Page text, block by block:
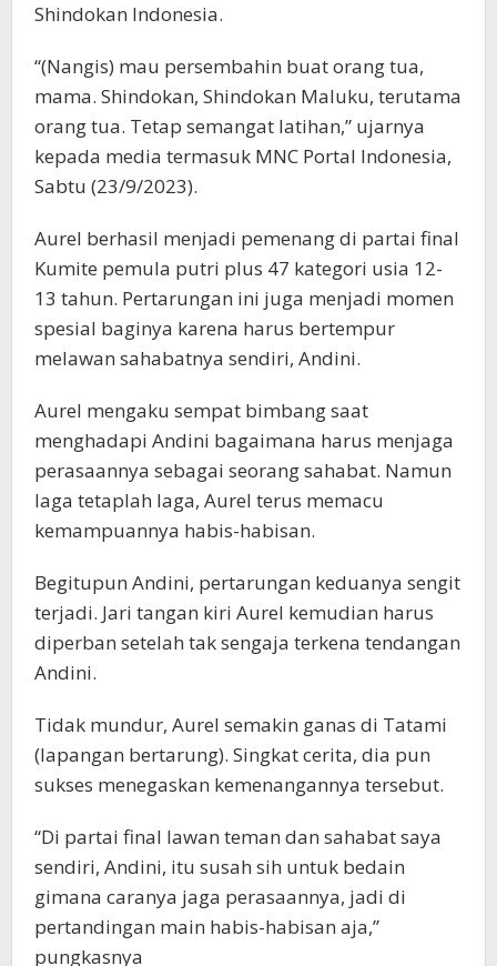
Shindokan Indonesia.
“(Nangis) mau persembahin buat orang tua,
mama. Shindokan, Shindokan Maluku, terutama
orang tua. Tetap semangat latihan,” ujarnya
kepada media termasuk MNC Portal Indonesia,
Sabtu (23/9/2023).
Aurel berhasil menjadi pemenang di partai final
Kumite pemula putri plus 47 kategori usia 12-
13 tahun. Pertarungan ini juga menjadi momen
spesial baginya karena harus bertempur
melawan sahabatnya sendiri, Andini.
Aurel mengaku sempat bimbang saat
menghadapi Andini bagaimana harus menjaga
perasaannya sebagai seorang sahabat. Namun
laga tetaplah laga, Aurel terus memacu
kemampuannya habis-habisan.
Begitupun Andini, pertarungan keduanya sengit
terjadi. Jari tangan kiri Aurel kemudian harus
diperban setelah tak sengaja terkena tendangan
Andini.
Tidak mundur, Aurel semakin ganas di Tatami
(lapangan bertarung). Singkat cerita, dia pun
sukses menegaskan kemenangannya tersebut.
“Di partai final lawan teman dan sahabat saya
sendiri, Andini, itu susah sih untuk bedain
gimana caranya jaga perasaannya, jadi di
pertandingan main habis-habisan aja,”
pungkasnya